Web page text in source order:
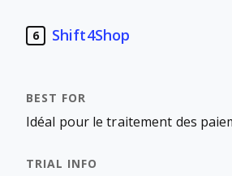
6 Shift4Shop
Idéal pour le traitement des